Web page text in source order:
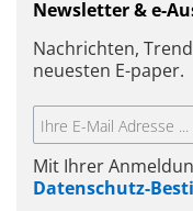
Newsletter & e-
Nachrichten,
neuesten E-paper.
Mit Ihrer
Datenschutz-